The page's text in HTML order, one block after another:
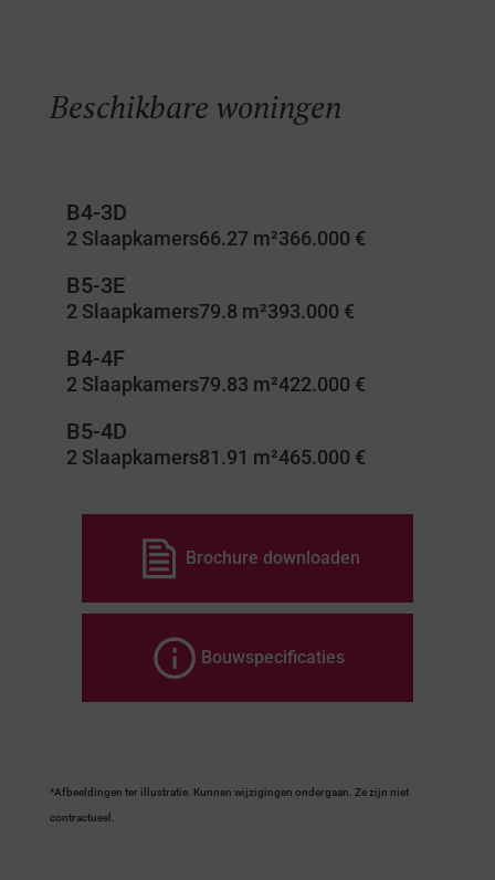
Beschikbare woningen
B4-3D
2 Slaapkamers66.27 m²366.000 €
B5-3E
2 Slaapkamers79.8 m²393.000 €
B4-4F
2 Slaapkamers79.83 m²422.000 €
B5-4D
2 Slaapkamers81.91 m²465.000 €
Brochure downloaden
Bouwspecificaties
*Afbeeldingen ter illustratie. Kunnen wijzigingen ondergaan. Ze zijn niet
contractueel.